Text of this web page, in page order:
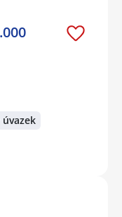
úvazek